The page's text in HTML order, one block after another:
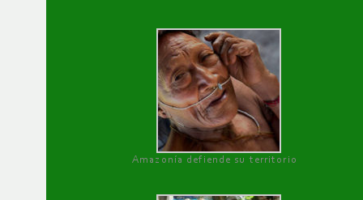
Amazonía defiende su territorio